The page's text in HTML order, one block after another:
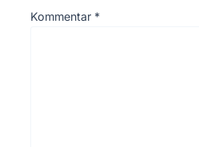
Kommentar *